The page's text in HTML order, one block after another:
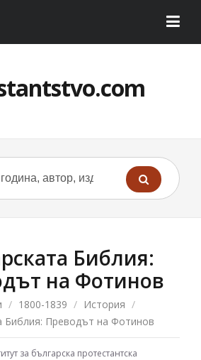
Библия:
на Фотинов
/ 1800-1839 / История /
Библия: Преводът на Фотинов
за българска протестантска